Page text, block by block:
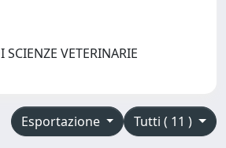
VETERINARIE
Tutti ( 11 )
Esportazione